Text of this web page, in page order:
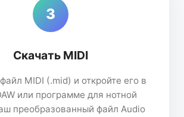
3
Скачать MIDI
MIDI (.mid) и откройте его в
или программе для нотной
преобразованный файл Audio